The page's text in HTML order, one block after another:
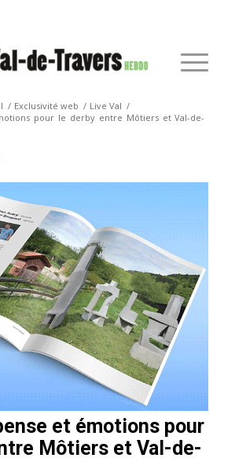
/ Exclusivité web / Live Val /
pour le derby entre Môtiers et Val-de-
Môtiers et Val-de-